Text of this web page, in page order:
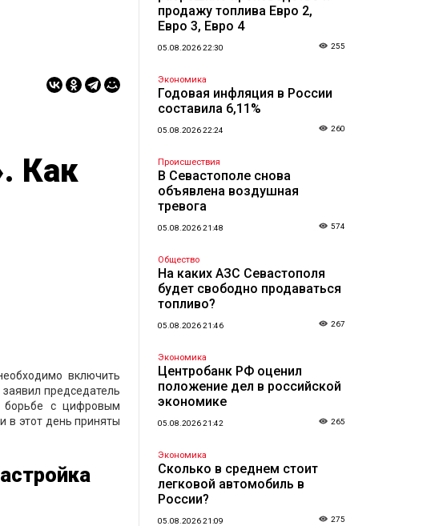
Как
включить
председатель
борьбе с цифровым
в этот день приняты
продажу топлива Евро 2,
Евро 3, Евро 4
05.08.2026 22:30 255
Экономика
Годовая инфляция в России
составила 6,11%
05.08.2026 22:24 260
Происшествия
В Севастополе снова
объявлена воздушная
тревога
05.08.2026 21:48 574
Общество
На каких АЗС Севастополя
будет свободно продаваться
топливо?
05.08.2026 21:46 267
Экономика
Центробанк РФ оценил
положение дел в российской
экономике
05.08.2026 21:42 265
Экономика
Сколько в среднем стоит
легковой автомобиль в
России?
05.08.2026 21:09 275